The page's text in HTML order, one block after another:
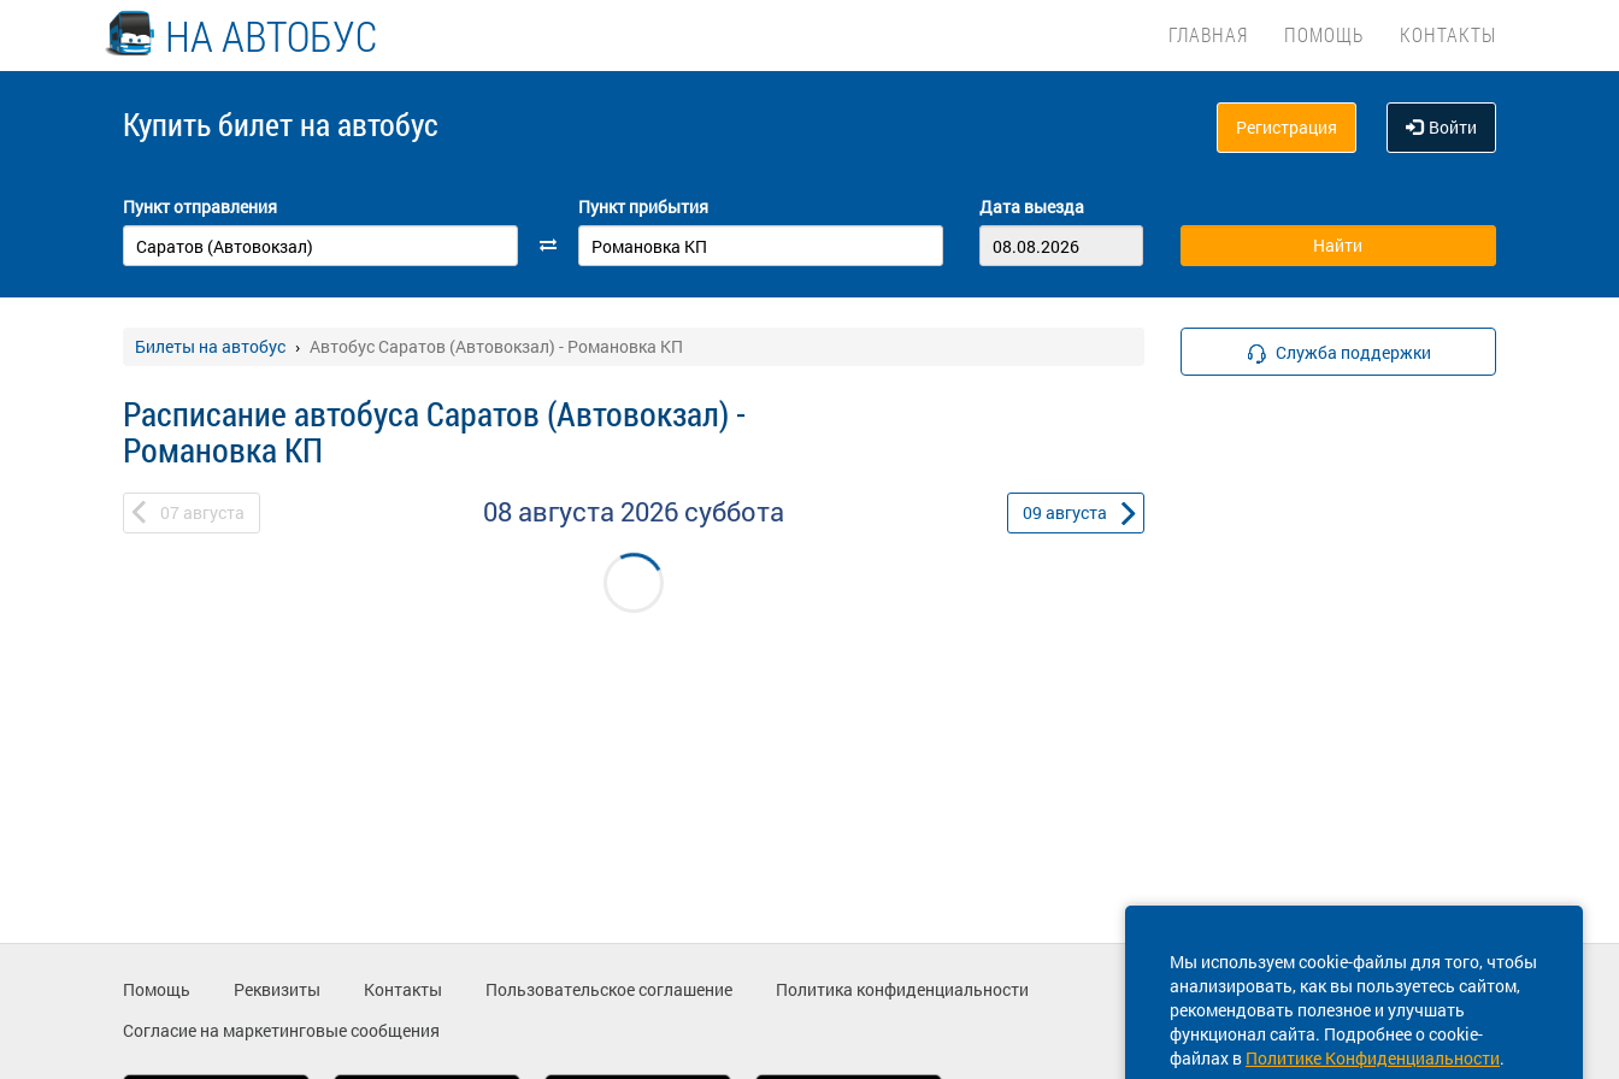
НА АВТОБУС ГЛАВНАЯ ПОМОЩЬ КОНТАКТЫ
Купить билет на автобус Регистрация Войти
Пункт отправления Пункт прибытия Дата выезда
Билеты на автобус Автобус Саратов (Автовокзал) - Романовка КП
Расписание автобуса Саратов (Автовокзал) -
Романовка КП
07 августа 08 августа 2026 суббота 09 августа
Служба поддержки
Мы используем cookie-файлы для того, чтобы
анализировать, как вы пользуетесь сайтом,
рекомендовать полезное и улучшать
функционал сайта. Подробнее о cookie-
файлах в Политике Конфиденциальности.
Помощь Реквизиты Контакты Пользовательское соглашение
Политика конфиденциальности
Согласие на маркетинговые сообщения
Техническая поддержка сайта
8 800 600-03-38